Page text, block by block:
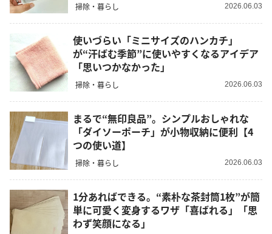
掃除・暮らし 2026.06.03
使いづらい「ミニサイズのハンカチ」
が“汗ばむ季節”に使いやすくなるアイデア
「思いつかなかった」
掃除・暮らし 2026.06.03
まるで“無印良品”。シンプルおしゃれな
「ダイソーポーチ」が小物収納に便利【4
つの使い道】
掃除・暮らし 2026.06.03
1分あればできる。“素朴な茶封筒1枚”が簡
単に可愛く変身するワザ「喜ばれる」「思
わず笑顔になる」